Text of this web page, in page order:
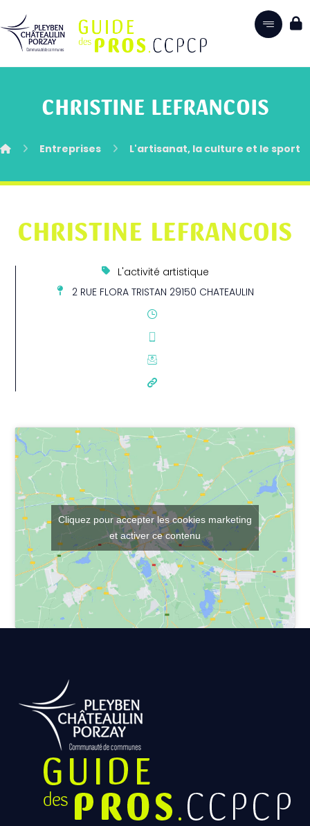
CHRISTINE LEFRANCOIS
Entreprises L'artisanat, la culture et le sport
CHRISTINE LEFRANCOIS
L'activité artistique
2 RUE FLORA TRISTAN 29150 CHATEAULIN
Cliquez pour accepter les cookies marketing
et activer ce contenu